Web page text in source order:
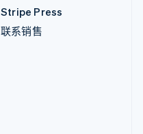
Stripe Press
联系销售